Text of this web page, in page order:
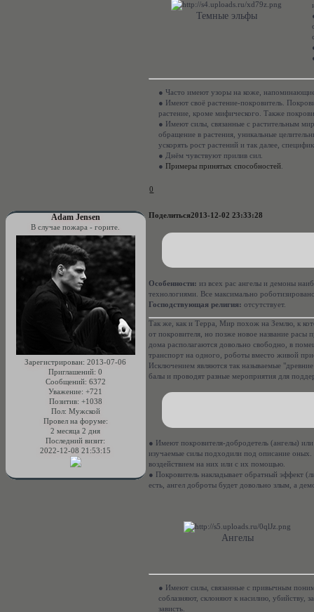
Темные эльфы
● Часто имеют узоры на коже,
● Имеют своё растение-покровитель.
растение, кроме мифического. Также
● Имеют силы, связанные с растительным
обращение в растения, уникальные
ускорять рост растений и так далее,
● Днём чувствуют прилив сил.
● Примеры принятых способностей
0
Поделиться2013-12-02 23:33:28
Adam Jensen
В случае пожара - горите.
Зарегистрирован: 2013-07-06
Приглашений: 0
Сообщений: 6372
Уважение: +721
Позитив: +1038
Пол: Мужской
Провел на форуме:
2 месяца 2 дня
Последний визит:
2022-12-08 21:53:15
Особенности: из всех рас ангелы и демоны
технологиями. Все максимально
Господствующая религия: отсутствует.
Так же, как и Терра, Мир похож на Землю, к
от покровителя, но позже новое название
дома располагаются довольно свободно, в
транспорт на одного, роботы вместо живой
Исключением являются так называемые
балы и проводят разные мероприятия для
● Имеют покровителя-добродетель (ангелы)
изучаемые силы подходили под описание
воздействием на них или с их помощью.
● Покровитель накладывает обратный эффект
есть, ангел доброты будет довольно злым, а
Ангелы
● Имеют силы, связанные с привычным
соблазняют, склоняют к насилию, убийству,
зависть.